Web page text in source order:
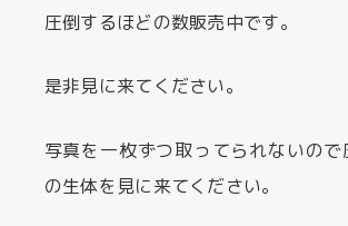
圧倒するほどの数販売中です。
是非見に来てください。
写真を一枚ずつ取ってられないの
の生体を見に来てください。